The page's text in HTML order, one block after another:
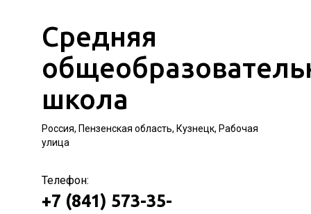
Средняя
школа
Россия, Пензенская область, Кузнецк, Рабочая
улица
Телефон:
+7 (841) 573-35-